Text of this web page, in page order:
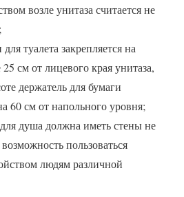
возле унитаза считается не
туалета закрепляется на
см от лицевого края унитаза,
держатель для бумаги
60 см от напольного уровня;
душа должна иметь стены не
пользоваться
людям различной